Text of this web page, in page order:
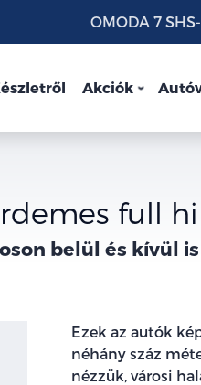
OMODA 7
Akciók
full
belül és kívül
Ezek az autók
néhány száz
nézzük, városi